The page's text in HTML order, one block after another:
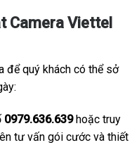
Camera Viettel
để quý khách có thể sở
0979.636.639hoặc truy
tư vấn gói cước và thiết